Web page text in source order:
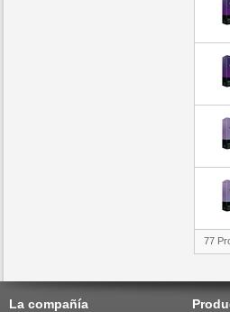
77
La compañía